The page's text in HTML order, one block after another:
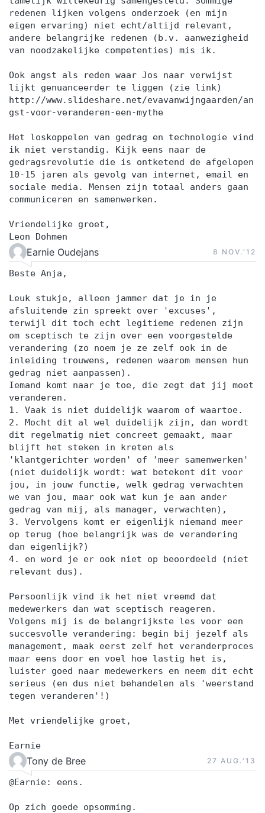
redenen lijken volgens onderzoek (en mijn
eigen ervaring) niet echt/altijd relevant,
andere belangrijke redenen (b.v. aanwezigheid
van noodzakelijke competenties) mis ik.
Ook angst als reden waar Jos naar verwijst
lijkt genuanceerder te liggen (zie link)
http://www.slideshare.net/evavanwijngaarden/an
gst-voor-veranderen-een-mythe
Het loskoppelen van gedrag en technologie vind
ik niet verstandig. Kijk eens naar de
gedragsrevolutie die is ontketend de afgelopen
10-15 jaren als gevolg van internet, email en
sociale media. Mensen zijn totaal anders gaan
communiceren en samenwerken.
Vriendelijke groet,
Leon Dohmen
Earnie Oudejans 8 NOV.‘12
Beste Anja,
Leuk stukje, alleen jammer dat je in je
afsluitende zin spreekt over 'excuses',
terwijl dit toch echt legitieme redenen zijn
om sceptisch te zijn over een voorgestelde
verandering (zo noem je ze zelf ook in de
inleiding trouwens, redenen waarom mensen hun
gedrag niet aanpassen).
Iemand komt naar je toe, die zegt dat jij moet
veranderen.
1. Vaak is niet duidelijk waarom of waartoe.
2. Mocht dit al wel duidelijk zijn, dan wordt
dit regelmatig niet concreet gemaakt, maar
blijft het steken in kreten als
'klantgerichter worden' of 'meer samenwerken'
(niet duidelijk wordt: wat betekent dit voor
jou, in jouw functie, welk gedrag verwachten
we van jou, maar ook wat kun je aan ander
gedrag van mij, als manager, verwachten),
3. Vervolgens komt er eigenlijk niemand meer
op terug (hoe belangrijk was de verandering
dan eigenlijk?)
4. en word je er ook niet op beoordeeld (niet
relevant dus).
Persoonlijk vind ik het niet vreemd dat
medewerkers dan wat sceptisch reageren.
Volgens mij is de belangrijkste les voor een
succesvolle verandering: begin bij jezelf als
management, maak eerst zelf het veranderproces
maar eens door en voel hoe lastig het is,
luister goed naar medewerkers en neem dit echt
serieus (en dus niet behandelen als 'weerstand
tegen veranderen'!)
Met vriendelijke groet,
Earnie
Tony de Bree 27 AUG.‘13
@Earnie: eens.
Op zich goede opsomming.